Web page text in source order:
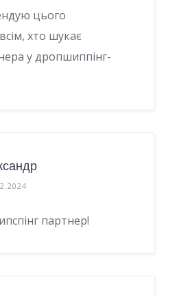
цього
хто шукає
у дропшиппінг-
партнер!